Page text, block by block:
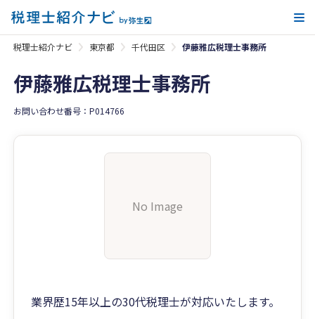
税理士紹介ナビ 東京都 千代田区 伊藤雅広税理士事務所
伊藤雅広税理士事務所
お問い合わせ番号：P014766
No Image
業界歴15年以上の30代税理士が対応いたします。